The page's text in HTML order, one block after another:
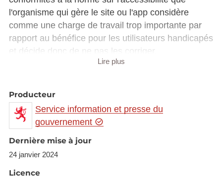
l'organisme qui gère le site ou l'app considère
comme une charge de travail trop importante par
rapport au bénéfice pour les utilisateurs handicapés
et décide donc de ne pas les corriger.
disproportionnée ?"
accessibilite.public.lu.
Lire plus
Producteur
Service information et presse du
gouvernement
Dernière mise à jour
24 janvier 2024
Licence